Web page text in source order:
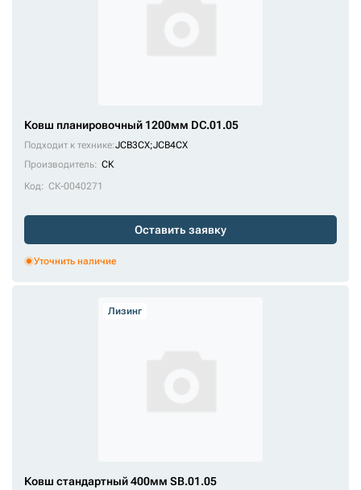
Ковш планировочный 1200мм DC.01.05
Подходит к технике:JCB3CX;JCB4CX
Производитель: СК
Код: СК-0040271
Оставить заявку
Уточнить наличие
Лизинг
Ковш стандартный 400мм SB.01.05